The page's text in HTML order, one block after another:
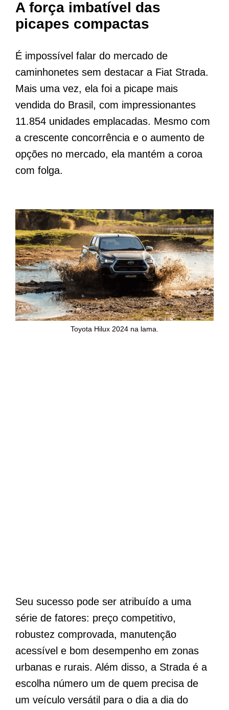
A força imbatível das
picapes compactas
É impossível falar do mercado de
caminhonetes sem destacar a Fiat Strada.
Mais uma vez, ela foi a picape mais
vendida do Brasil, com impressionantes
11.854 unidades emplacadas. Mesmo com
a crescente concorrência e o aumento de
opções no mercado, ela mantém a coroa
com folga.
Toyota Hilux 2024 na lama.
Seu sucesso pode ser atribuído a uma
série de fatores: preço competitivo,
robustez comprovada, manutenção
acessível e bom desempenho em zonas
urbanas e rurais. Além disso, a Strada é a
escolha número um de quem precisa de
um veículo versátil para o dia a dia do